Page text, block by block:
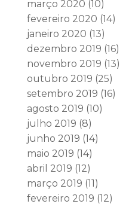
março 2020 (10)
fevereiro 2020 (14)
janeiro 2020 (13)
dezembro 2019 (16)
novembro 2019 (13)
outubro 2019 (25)
setembro 2019 (16)
agosto 2019 (10)
julho 2019 (8)
junho 2019 (14)
maio 2019 (14)
abril 2019 (12)
março 2019 (11)
fevereiro 2019 (12)